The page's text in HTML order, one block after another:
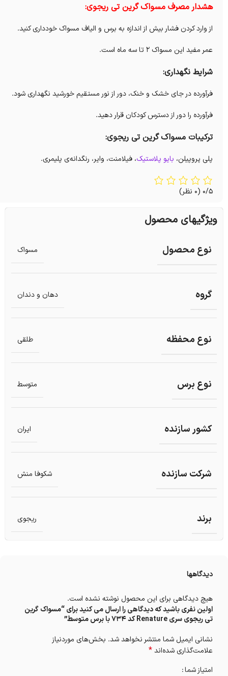
هشدار مصرف مسواک گرین تی ریجوی:
از وارد کردن فشار بیش از اندازه به برس و الیاف مسواک خودداری کنید.
عمر مفید این مسواک ۲ تا سه ماه است.
شرایط نگهداری:
فرآورده در جای خشک و خنک، دور از نور مستقیم خورشید نگهداری شود.
فرآورده را دور از دسترس کودکان قرار دهید.
ترکیبات مسواک گرین تی ریجوی:
پلی پروپیلن، بایو پلاستیک، فیلامنت، وایر، رنگدانه‌‌ی پلیمری.
0/5 (0 نظر)
ویژگیهای محصول
نوع محصول مسواک
گروه دهان و دندان
نوع محفظه طلقی
نوع برس متوسط
کشور سازنده ایران
شرکت سازنده شکوفا منش
برند ریجوی
دیدگاهها
هیچ دیدگاهی برای این محصول نوشته نشده است.
اولین نفری باشید که دیدگاهی را ارسال می کنید برای “مسواک گرین
تی ریجوی سری Renature کد 734 با برس متوسط”
نشانی ایمیل شما منتشر نخواهد شد. بخش‌های موردنیاز
علامت‌گذاری شده‌اند*
امتیاز شما